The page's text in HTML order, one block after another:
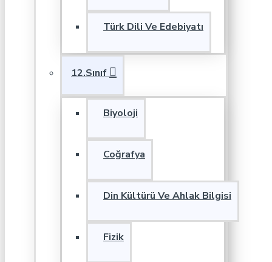
Türk Dili Ve Edebiyatı
12.Sınıf
Biyoloji
Coğrafya
Din Kültürü Ve Ahlak Bilgisi
Fizik